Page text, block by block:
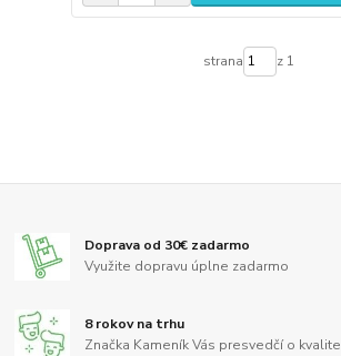
strana z 1
Doprava od 30€ zadarmo
Využite dopravu úplne zadarmo
8 rokov na trhu
Značka Kameník Vás presvedčí o kvalite